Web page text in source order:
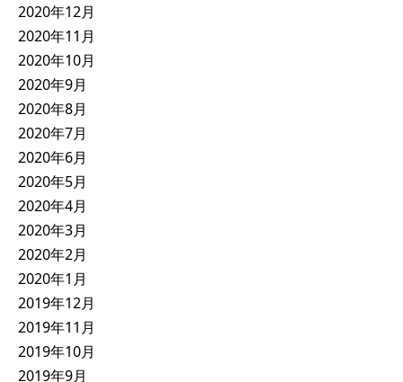
2020年12月
2020年11月
2020年10月
2020年9月
2020年8月
2020年7月
2020年6月
2020年5月
2020年4月
2020年3月
2020年2月
2020年1月
2019年12月
2019年11月
2019年10月
2019年9月